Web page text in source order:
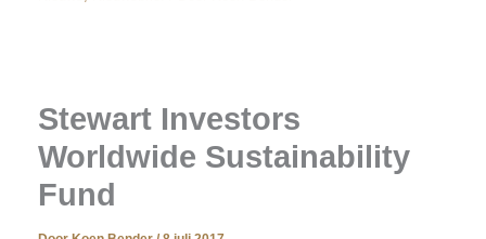
Stewart Investors
Worldwide Sustainability
Fund